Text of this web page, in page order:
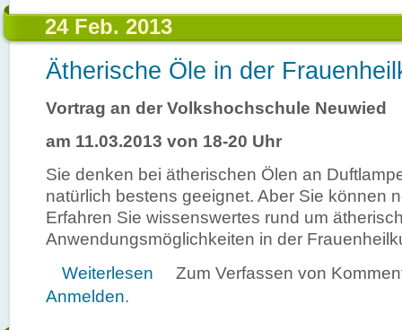
24 Feb. 2013
Ätherische Öle in der
Vortrag an der Volkshochschule Neuwied
am 11.03.2013 von 18-20 Uhr
Sie denken bei ätherischen Ölen an
natürlich bestens geeignet. Aber Sie können
Erfahren Sie wissenswertes rund um
Anwendungsmöglichkeiten in der
Weiterlesen über Ätherische Öle in der Frauenheilkunde
Zum Verfassen von
Anmelden.